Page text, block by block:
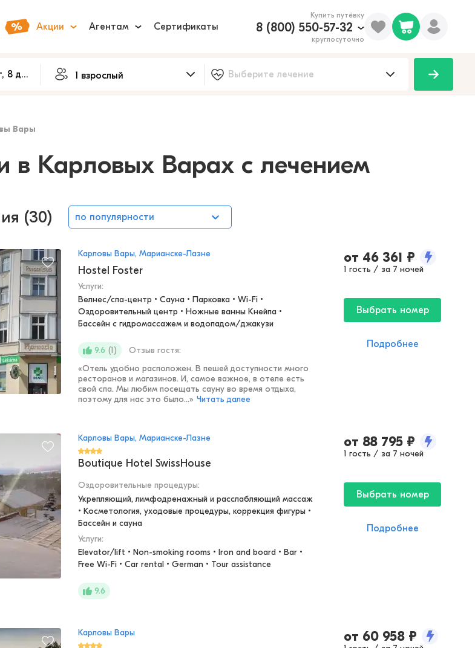
Акции Агентам Сертификаты
Купить путёвку
8 (800) 550-57-32
круглосуточно
Вары
в Карловых Варах с лечением
(30) по популярности
Карловы Вары, Марианске-Лазне
Hostel Foster
Услуги:
Велнес/спа-центр • Сауна • Парковка • Wi-Fi •
Оздоровительный центр • Ножные ванны Кнейпа •
Бассейн с гидромассажем и водопадом/джакузи
9.6 (1)
Отзыв гостя:
«Отель удобно расположен. В пешей доступности много
ресторанов и магазинов. И, самое важное, в отеле есть
свой спа. Мы любим посещать сауну во время отдыха,
поэтому для нас это было...» Читать далее
от 46 361 ₽
1 гость / за 7 ночей
Выбрать номер
Подробнее
Карловы Вары, Марианске-Лазне
Boutique Hotel SwissHouse
Оздоровительные процедуры:
Укрепляющий, лимфодренажный и расслабляющий массаж
• Косметология, уходовые процедуры, коррекция фигуры •
Бассейн и сауна
Услуги:
Elevator/lift • Non-smoking rooms • Iron and board • Bar •
Free Wi-Fi • Car rental • German • Tour assistance
9.6
от 88 795 ₽
1 гость / за 7 ночей
Выбрать номер
Подробнее
Карловы Вары от 60 958 ₽